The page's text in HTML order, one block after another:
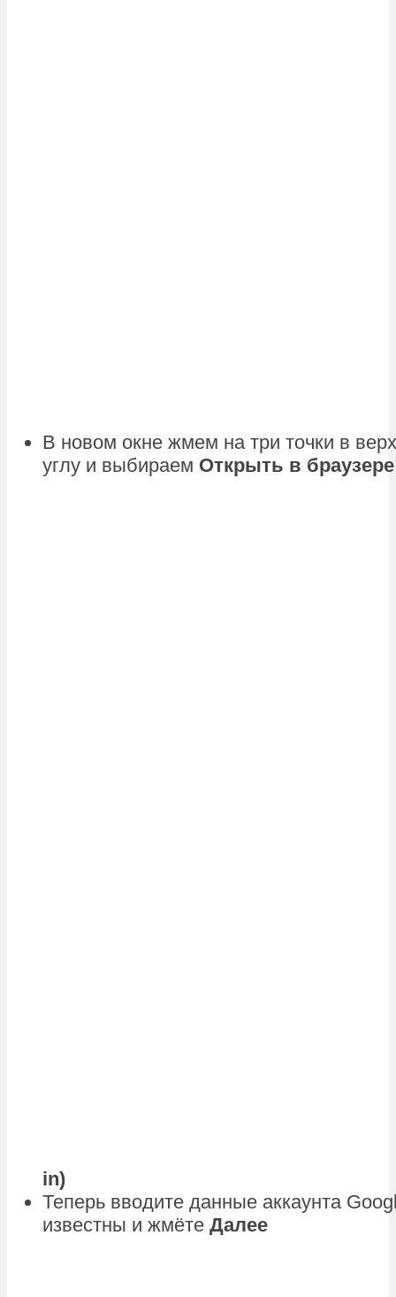
В новом окне жмем на три точки в
углу и выбираем Открыть в
in)
Теперь вводите данные аккаунта
известны и жмёте Далее